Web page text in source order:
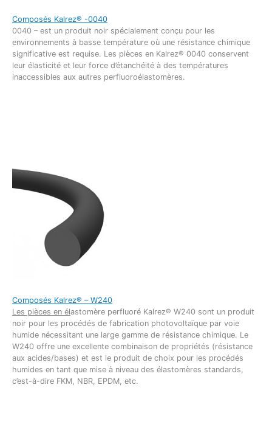
Composés Kalrez® -0040
0040 – est un produit noir spécialement conçu pour les
environnements à basse température où une résistance chimique
significative est requise. Les pièces en Kalrez® 0040 conservent
leur élasticité et leur force d’étanchéité à des températures
inaccessibles aux autres perfluoroélastomères.
Composés Kalrez® – W240
Les pièces en élastomère perfluoré Kalrez® W240 sont un produit
noir pour les procédés de fabrication photovoltaïque par voie
humide nécessitant une large gamme de résistance chimique. Le
W240 offre une excellente combinaison de propriétés (résistance
aux acides/bases) et est le produit de choix pour les procédés
humides en tant que mise à niveau des élastomères standards,
c’est-à-dire FKM, NBR, EPDM, etc.